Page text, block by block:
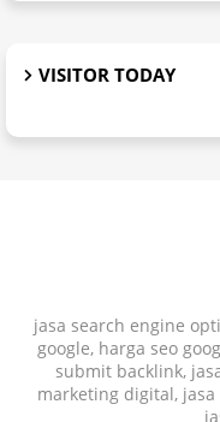
VISITOR TODAY
jasa search engine
google, harga seo
submit backlink,
marketing digital,